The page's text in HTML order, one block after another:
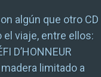
algún que otro CD
viaje, entre ellos:
D’HONNEUR
limitado a